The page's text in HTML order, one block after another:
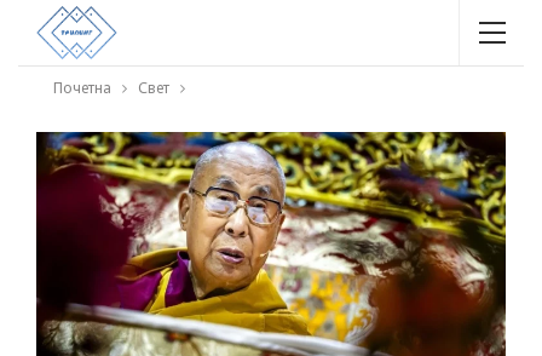
Почетна Свет